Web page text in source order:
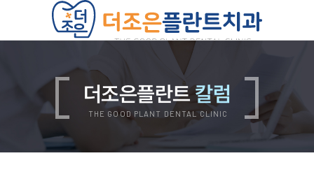
치과소개
진료비안내
둘러보기
오시는길
더조은플란트의 특별함
양심 진료
디지털 진료
자연치아 보존 원칙
더조은플란트칼럼
THE GOOD PLANT DENTAL CLINIC